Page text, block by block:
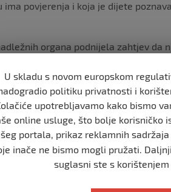
povjerenja i koja je dijete
organa podnijela zahtjev da
je vjerovao da ga majka zbog novog
je listu ljudi koje želi da likvidira.
nakon što je učestvovao u
koji su ga povrijedili”, ali je
misija da ubija”, a često je u
U skladu s novom europskom
politiku privatnosti i
upotrebljavamo kako bismo
online usluge, što bolje korisničko
portala, prikaz reklamnih
inače ne bismo mogli pružati.
suglasni ste s korištenjem